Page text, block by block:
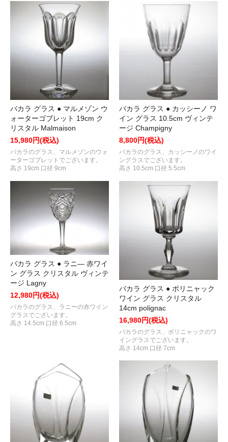
バカラ グラス ● マルメゾン ウ
ォーターゴブレット 19cm ク
リスタル Malmaison
15,980円(税込)
バカラのグラス、マルメゾンのウォ
ーターゴブレットでございます。
高さ 19cm 口径 9cm
バカラ グラス ● カッシーノ ワ
イン グラス 10.5cm ヴィンテ
ージ Champigny
8,800円(税込)
バカラのグラス、カッシーノのワイ
ングラスでございます。
高さ 10.5cm 口径 5.5cm
バカラ グラス ● ラニ― 赤ワイ
ン グラス クリスタル ヴィンテ
ージ Lagny
12,980円(税込)
バカラのグラス、ラニーの赤ワイン
グラスでございます。
高さ 14.5cm 口径 6.5cm
バカラ グラス ● ポリニャック
ワイン グラス クリスタル
14cm polignac
16,980円(税込)
バカラのグラス、ポリニャックのワ
イングラスでございます。
高さ 14cm 口径 7cm